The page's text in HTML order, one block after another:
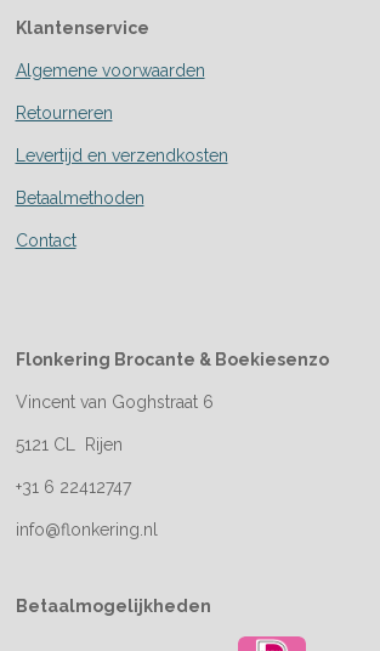
Klantenservice
Algemene voorwaarden
Retourneren
Levertijd en verzendkosten
Betaalmethoden
Contact
Flonkering Brocante & Boekiesenzo
Vincent van Goghstraat 6
5121 CL Rijen
+31 6 22412747
info@flonkering.nl
Betaalmogelijkheden